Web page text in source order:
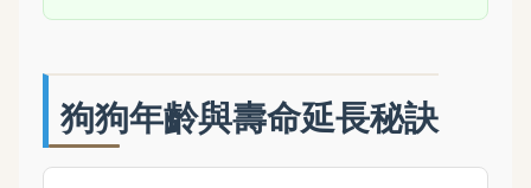
狗狗年齡與壽命延長秘訣